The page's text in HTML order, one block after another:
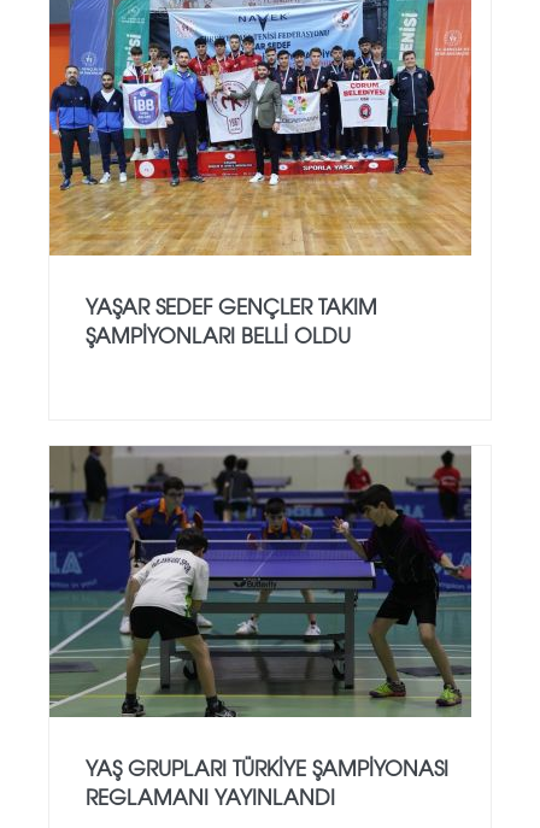
YAŞAR SEDEF GENÇLER TAKIM
ŞAMPIYONLARI BELLI OLDU
YAŞ GRUPLARI TÜRKIYE ŞAMPIYONASI
REGLAMANI YAYINLANDI